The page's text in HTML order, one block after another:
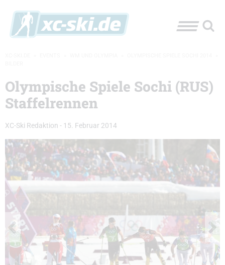
Olympische Spiele Sochi (RUS)
Staffelrennen
XC-Ski Redaktion - 15. Februar 2014